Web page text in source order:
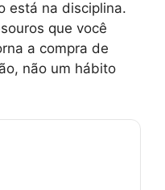
está na disciplina.
que você
a compra de
não um hábito